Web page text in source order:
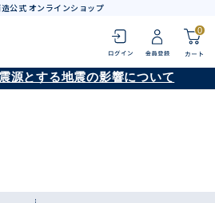
公式 オンラインショップ
0
源とする地震の影響について